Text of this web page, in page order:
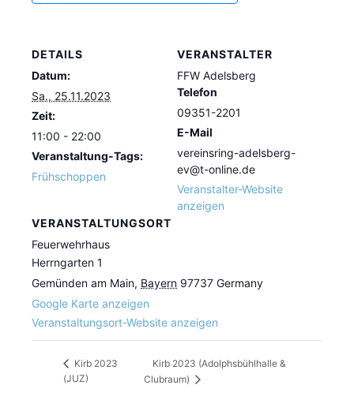
DETAILS
Datum:
Sa., 25.11.2023
Zeit:
11:00 - 22:00
Veranstaltung-Tags:
Frühschoppen
VERANSTALTUNGSORT
Feuerwehrhaus
Herrngarten 1
Gemünden am Main, Bayern 97737 Germany
Google Karte anzeigen
Veranstaltungsort-Website anzeigen
VERANSTALTER
FFW Adelsberg
Telefon
09351-2201
E-Mail
vereinsring-adelsberg-
ev@t-online.de
Veranstalter-Website
anzeigen
Kirb 2023
(JUZ)
Kirb 2023 (Adolphsbühlhalle &
Clubraum)